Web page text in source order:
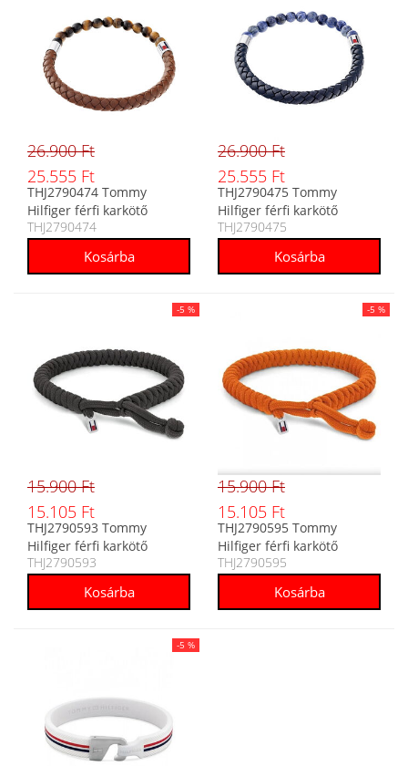
26.900 Ft
25.555 Ft
THJ2790474 Tommy
Hilfiger férfi karkötő
THJ2790474
26.900 Ft
25.555 Ft
THJ2790475 Tommy
Hilfiger férfi karkötő
THJ2790475
-5 %
15.900 Ft
15.105 Ft
THJ2790593 Tommy
Hilfiger férfi karkötő
THJ2790593
-5 %
15.900 Ft
15.105 Ft
THJ2790595 Tommy
Hilfiger férfi karkötő
THJ2790595
-5 %